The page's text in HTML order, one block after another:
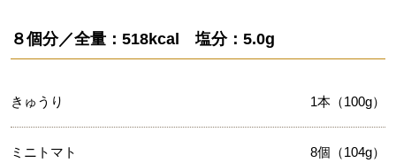
８個分／全量：518kcal 塩分：5.0g
きゅうり 1本（100g）
ミニトマト 8個（104g）